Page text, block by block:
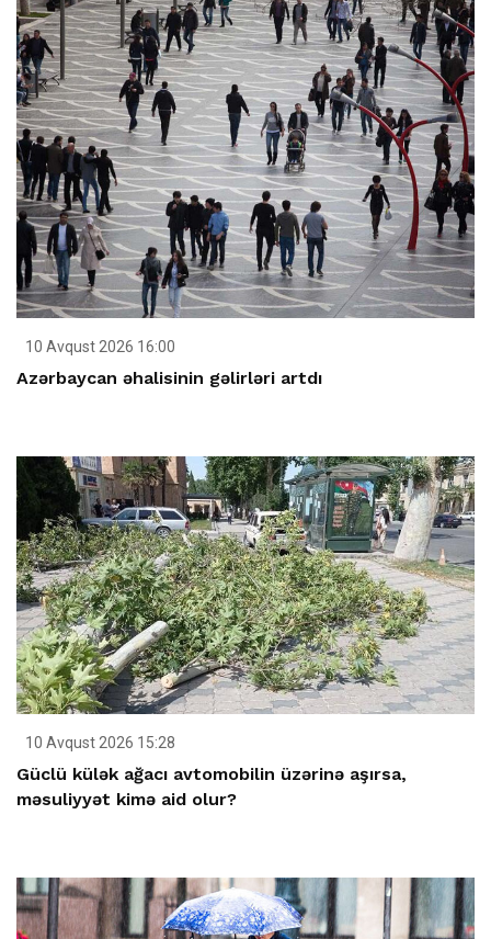
10 Avqust 2026 16:00
Azərbaycan əhalisinin gəlirləri artdı
10 Avqust 2026 15:28
Güclü külək ağacı avtomobilin üzərinə aşırsa,
məsuliyyət kimə aid olur?